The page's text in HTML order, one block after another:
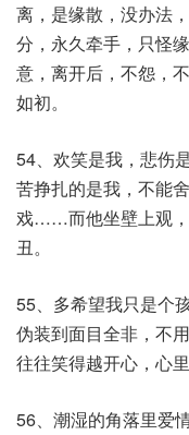
离，是缘散，没办法
分，永久牵手，只怪
意，离开后，不怨，
如初。
54、欢笑是我，悲伤
苦挣扎的是我，不能
戏……而他坐壁上观，
丑。
55、多希望我只是个
伪装到面目全非，不
往往笑得越开心，心里
56、潮湿的角落里爱